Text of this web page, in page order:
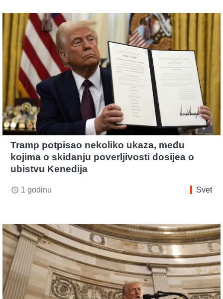
Tramp potpisao nekoliko ukaza, među
kojima o skidanju poverljivosti dosijea o
ubistvu Kenedija
access_time 1 godinu Svet